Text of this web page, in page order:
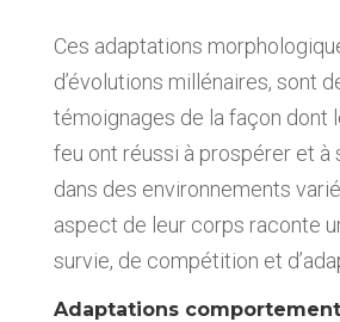
Ces adaptations
d’évolutions millénaires, sont
témoignages de la façon dont
feu ont réussi à prospérer et à
dans des environnements
aspect de leur corps raconte
survie, de compétition et
Adaptations